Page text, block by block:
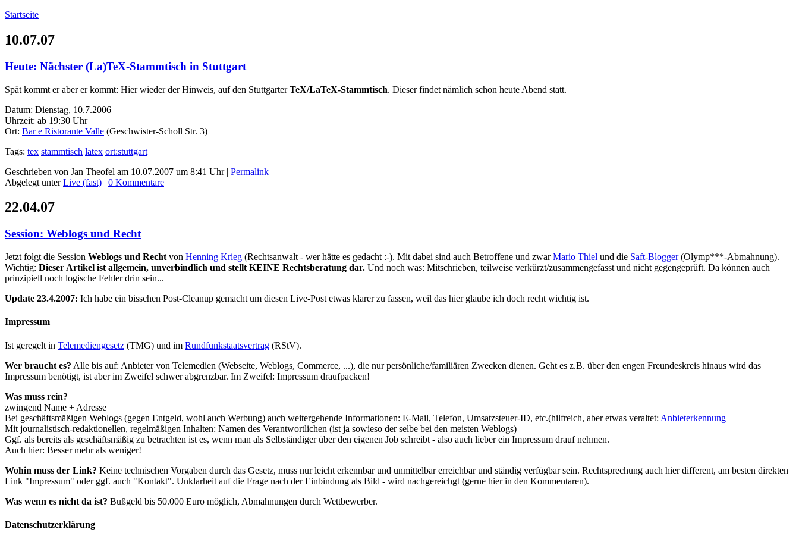
Startseite
10.07.07
Heute: Nächster (La)TeX-Stammtisch in Stuttgart
Spät kommt er aber er kommt: Hier wieder der Hinweis, auf den StuttgarterTeX/LaTeX-Stammtisch. Dieser findet nämlich schon heute Abend statt.
Datum: Dienstag, 10.7.2006
Uhrzeit: ab 19:30 Uhr
Ort: Bar e Ristorante Valle (Geschwister-Scholl Str. 3)
Tags: tex stammtisch latex ort:stuttgart
Geschrieben von Jan Theofel am 10.07.2007 um 8:41 Uhr | Permalink
Abgelegt unterLive (fast) | 0 Kommentare
22.04.07
Session: Weblogs und Recht
Jetzt folgt die Session Weblogs und Recht von Henning Krieg (Rechtsanwalt - wer hätte es gedacht :-). Mit dabei sind auch Betroffene und zwarMario Thiel und die Saft-Blogger(Olymp***-Abmahnung).
Wichtig: Dieser Artikel ist allgemein, unverbindlich und stellt KEINE Rechtsberatung dar. Und noch was: Mitschrieben, teilweise verkürzt/zusammengefasst und nicht gegengeprüft. Da können auch
prinzipiell noch logische Fehler drin sein...
Update 23.4.2007: Ich habe ein bisschen Post-Cleanup gemacht um diesen Live-Post etwas klarer zu fassen, weil das hier glaube ich doch recht wichtig ist.
Impressum
Ist geregelt in Telemediengesetz (TMG) und im Rundfunkstaatsvertrag (RStV).
Wer braucht es? Alle bis auf: Anbieter von Telemedien (Webseite, Weblogs, Commerce, ...), die nur persönliche/familiären Zwecken dienen. Geht es z.B. über den engen Freundeskreis hinaus wird das
Impressum benötigt, ist aber im Zweifel schwer abgrenzbar. Im Zweifel: Impressum draufpacken!
Was muss rein?
zwingend Name + Adresse
Bei geschäftsmäßigen Weblogs (gegen Entgeld, wohl auch Werbung) auch weitergehende Informationen: E-Mail, Telefon, Umsatzsteuer-ID, etc.(hilfreich, aber etwas veraltet: Anbieterkennung
Mit journalistisch-redaktionellen, regelmäßigen Inhalten: Namen des Verantwortlichen (ist ja sowieso der selbe bei den meisten Weblogs)
Ggf. als bereits als geschäftsmäßig zu betrachten ist es, wenn man als Selbständiger über den eigenen Job schreibt - also auch lieber ein Impressum drauf nehmen.
Auch hier: Besser mehr als weniger!
Wohin muss der Link? Keine technischen Vorgaben durch das Gesetz, muss nur leicht erkennbar und unmittelbar erreichbar und ständig verfügbar sein. Rechtsprechung auch hier different, am besten direkten
Link "Impressum" oder ggf. auch "Kontakt". Unklarheit auf die Frage nach der Einbindung als Bild - wird nachgereichgt (gerne hier in den Kommentaren).
Was wenn es nicht da ist? Bußgeld bis 50.000 Euro möglich, Abmahnungen durch Wettbewerber.
Datenschutzerklärung